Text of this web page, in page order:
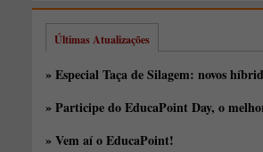
Últimas Atualizações
» Especial Taça de Silagem: novos
» Participe do EducaPoint Day, o
» Vem aí o EducaPoint!